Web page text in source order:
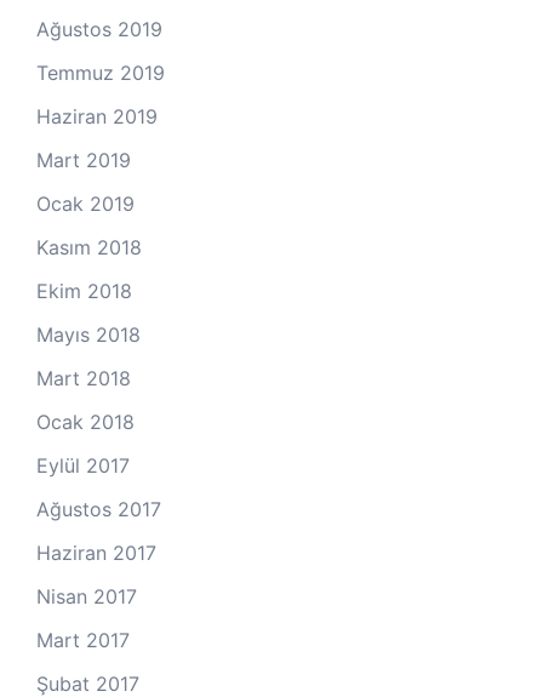
Ağustos 2019
Temmuz 2019
Haziran 2019
Mart 2019
Ocak 2019
Kasım 2018
Ekim 2018
Mayıs 2018
Mart 2018
Ocak 2018
Eylül 2017
Ağustos 2017
Haziran 2017
Nisan 2017
Mart 2017
Şubat 2017